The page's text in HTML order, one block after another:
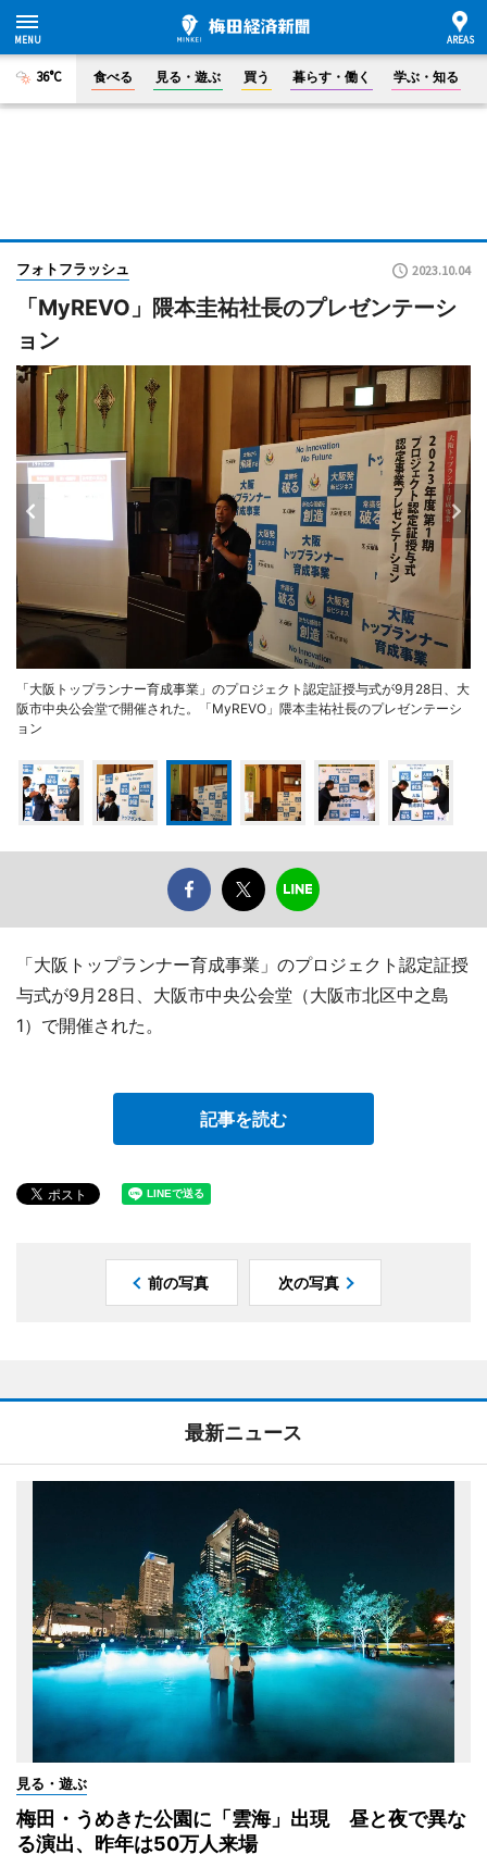
36°C 食べる 見る・遊ぶ 買う 暮らす・働く 学ぶ・知る
フォトフラッシュ 2023.10.04
「MyREVO」隈本圭祐社長のプレゼンテーシ
ョン
「大阪トップランナー育成事業」のプロジェクト認定証授与式が9月28日、大
阪市中央公会堂で開催された。「MyREVO」隈本圭祐社長のプレゼンテーシ
ョン
「大阪トップランナー育成事業」のプロジェクト認定証授
与式が9月28日、大阪市中央公会堂（大阪市北区中之島
1）で開催された。
記事を読む
前の写真 次の写真
最新ニュース
見る・遊ぶ
梅田・うめきた公園に「雲海」出現 昼と夜で異な
る演出、昨年は50万人来場